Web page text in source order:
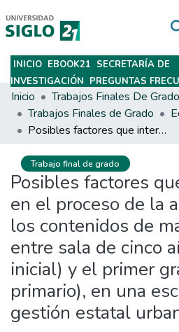
Subir
INICIO EBOOK21 SECRETARÍA DE
INVESTIGACIÓN PREGUNTAS
Inicio
Trabajos Finales de Grado
Posibles factores que intervienen en el proceso de la articulación, en los contenidos de matemática, entre sala de cinco años (nivel inicial) y el primer grado (nivel primario), en una escuela pública de gestión estatal urbana.
Trabajo final de grado
Posibles factores
en el proceso de la
los contenidos de
entre sala de cinco
inicial) y el primer
primario), en una
gestión estatal